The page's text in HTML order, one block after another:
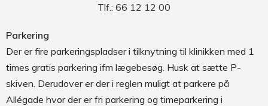
Tlf.: 66 12 12 00
Parkering
Der er fire parkeringspladser i tilknytning til klinikken med 1
times gratis parkering ifm lægebesøg. Husk at sætte P-
skiven. Derudover er der i reglen muligt at parkere på
Allégade hvor der er fri parkering og timeparkering i